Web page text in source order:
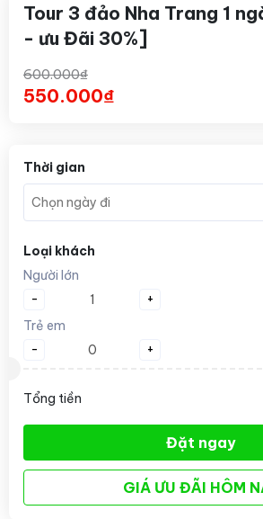
Tour 3 đảo Nha Trang 1
- ưu Đãi 30%]
600.000₫
550.000₫
Thời gian
Loại khách
Người lớn
-
+
Trẻ em
-
+
Tổng tiền
Đặt ngay
GIÁ ƯU ĐÃI HÔM